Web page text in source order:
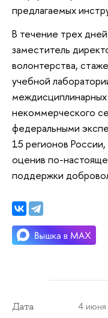
предлагаемых
В течение трех
заместитель
волонтерства,
учебной
некоммерческого
федеральными
15 регионов
оценив по-
поддержки
Дата 4